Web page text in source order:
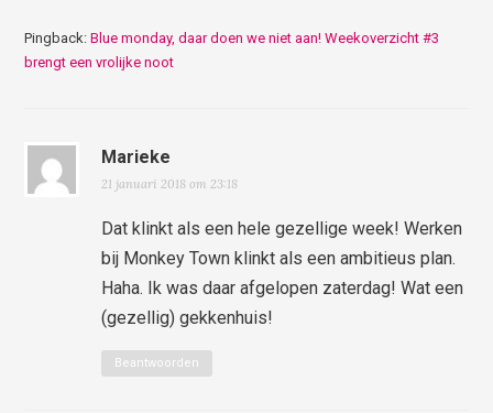
Pingback:Blue monday, daar doen we niet aan! Weekoverzicht #3
brengt een vrolijke noot
Marieke
21 januari 2018 om 23:18
Dat klinkt als een hele gezellige week! Werken
bij Monkey Town klinkt als een ambitieus plan.
Haha. Ik was daar afgelopen zaterdag! Wat een
(gezellig) gekkenhuis!
Beantwoorden